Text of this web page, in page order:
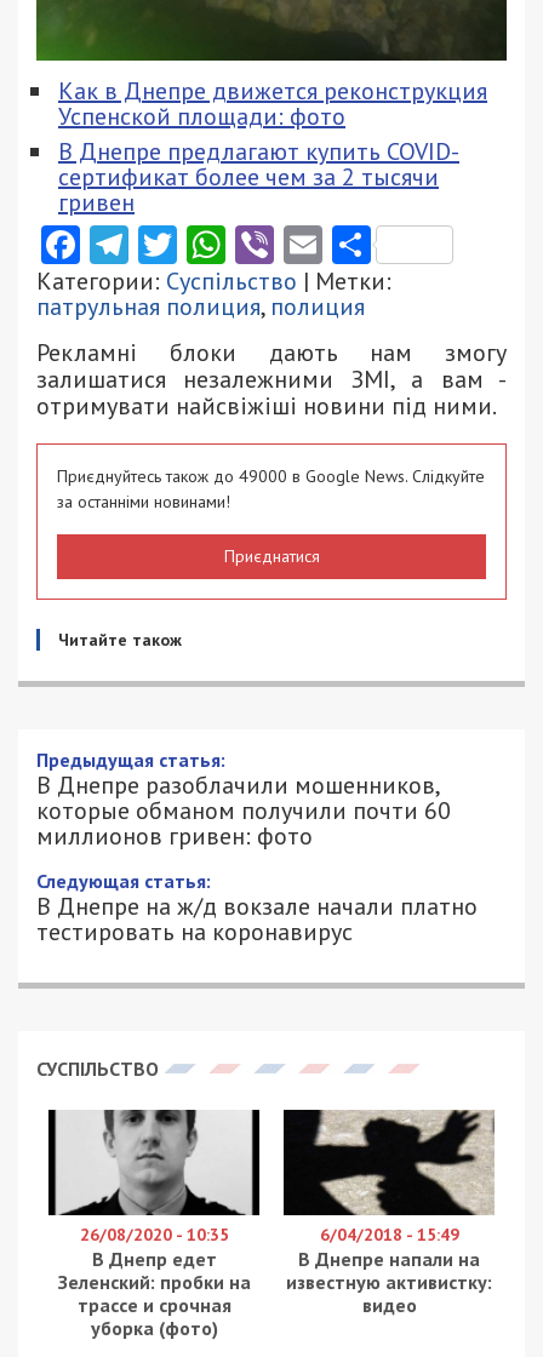
Как в Днепре движется реконструкция
Успенской площади: фото
В Днепре предлагают купить COVID-
сертификат более чем за 2 тысячи
гривен
Facebook
Telegram
Twitter
WhatsApp
ViberEmail
Категории: Суспільство | Метки:
патрульная полиция, полиция
Рекламні блоки дають нам змогу
залишатися незалежними ЗМІ, а вам -
отримувати найсвіжіші новини під ними.
Приєднуйтесь також до 49000 в Google News. Слідкуйте
за останніми новинами!
Приєднатися
Читайте також
Предыдущая статья:
В Днепре разоблачили мошенников,
которые обманом получили почти 60
миллионов гривен: фото
Следующая статья:
В Днепре на ж/д вокзале начали платно
тестировать на коронавирус
СУСПІЛЬСТВО
26/08/2020 - 10:35
В Днепр едет
Зеленский: пробки на
трассе и срочная
уборка (фото)
6/04/2018 - 15:49
В Днепре напали на
известную активистку:
видео